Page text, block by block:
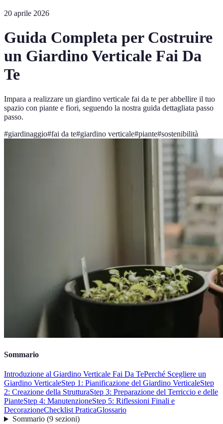
20 aprile 2026
Guida Completa per Costruire
un Giardino Verticale Fai Da
Te
Impara a realizzare un giardino verticale fai da te per abbellire il tuo
spazio con piante e fiori, seguendo la nostra guida dettagliata passo
passo.
#giardinaggio#fai da te#giardino verticale#piante#sostenibilità
Sommario
Introduzione al Giardino Verticale Fai Da TePerché Scegliere un
Giardino VerticaleStep 1: Pianificazione del Giardino VerticaleStep
2: Creazione della StrutturaStep 3: Preparazione del Terriccio e delle
PianteStep 4: ManutenzioneStep 5: Riflessioni Finali e
DecorazioneChecklist PraticaGlossario
Sommario(9 sezioni)